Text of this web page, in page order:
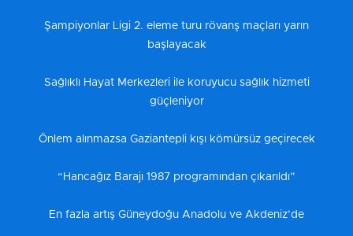
Şampiyonlar Ligi 2. eleme turu rövanş maçları yarın
başlayacak
Sağlıklı Hayat Merkezleri ile koruyucu sağlık hizmeti
güçleniyor
Önlem alınmazsa Gaziantepli kışı kömürsüz geçirecek
“Hancağız Barajı 1987 programından çıkarıldı”
En fazla artış Güneydoğu Anadolu ve Akdeniz’de